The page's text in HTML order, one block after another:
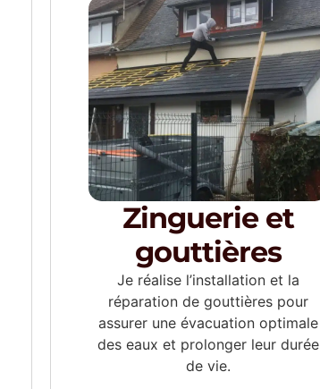
Zinguerie et
gouttières
Je réalise l’installation et la
réparation de gouttières pour
assurer une évacuation optimale
des eaux et prolonger leur durée
de vie.